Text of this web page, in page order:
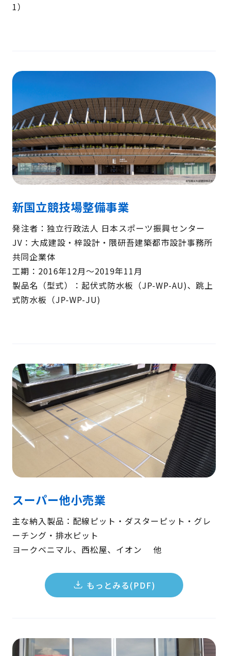
1）
新国立競技場整備事業
発注者：独立行政法人 日本スポーツ振興センター
JV：大成建設・梓設計・隈研吾建築都市設計事務所
共同企業体
工期：2016年12月～2019年11月
製品名（型式）：起伏式防水板（JP-WP-AU)、跳上
式防水板（JP-WP-JU)
スーパー他小売業
主な納入製品：配線ピット・ダスターピット・グレ
ーチング・排水ピット
ヨークベニマル、西松屋、イオン 他
もっとみる(PDF)